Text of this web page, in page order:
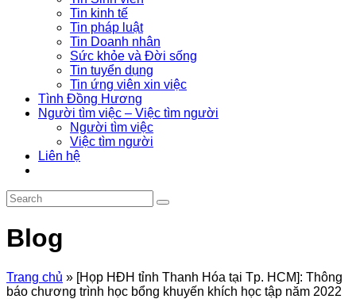
Tin kinh tế
Tin pháp luật
Tin Doanh nhân
Sức khỏe và Đời sống
Tin tuyển dụng
Tin ứng viên xin việc
Tình Đồng Hương
Người tìm việc – Việc tìm người
Người tìm việc
Việc tìm người
Liên hệ
Blog
Trang chủ » [Họp HĐH tỉnh Thanh Hóa tại Tp. HCM]: Thông
báo chương trình học bổng khuyến khích học tập năm 2022